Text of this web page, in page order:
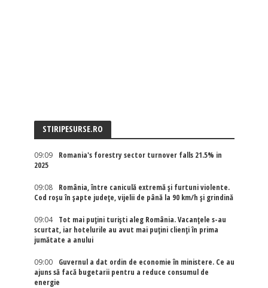
STIRIPESURSE.RO
09:09
Romania's forestry sector turnover falls 21.5% in
2025
09:08
România, între caniculă extremă și furtuni violente.
Cod roșu în șapte județe, vijelii de până la 90 km/h și grindină
09:04
Tot mai puțini turiști aleg România. Vacanțele s-au
scurtat, iar hotelurile au avut mai puțini clienți în prima
jumătate a anului
09:00
Guvernul a dat ordin de economie în ministere. Ce au
ajuns să facă bugetarii pentru a reduce consumul de
energie